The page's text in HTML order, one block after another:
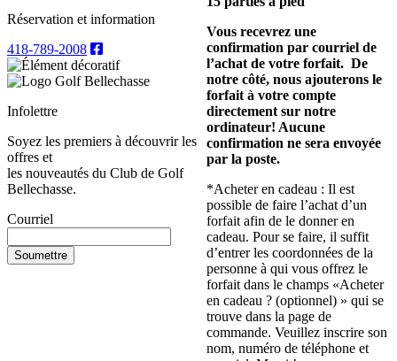
Vous recevrez une
confirmation par courriel de
l’achat de votre forfait. De
notre côté, nous ajouterons le
forfait à votre compte
directement sur notre
ordinateur! Aucune
confirmation ne sera envoyée
par la poste.
*Acheter en cadeau : Il est
possible de faire l’achat d’un
forfait afin de le donner en
cadeau. Pour se faire, il suffit
d’entrer les coordonnées de la
personne à qui vous offrez le
forfait dans le champs «Acheter
en cadeau ? (optionnel)» qui se
trouve dans la page de
commande. Veuillez inscrire son
nom, numéro de téléphone et
Réservation et information
418-789-2008
Infolettre
Soyez les premiers à découvrir les
offres et
les nouveautés du Club de Golf
Bellechasse.
Courriel